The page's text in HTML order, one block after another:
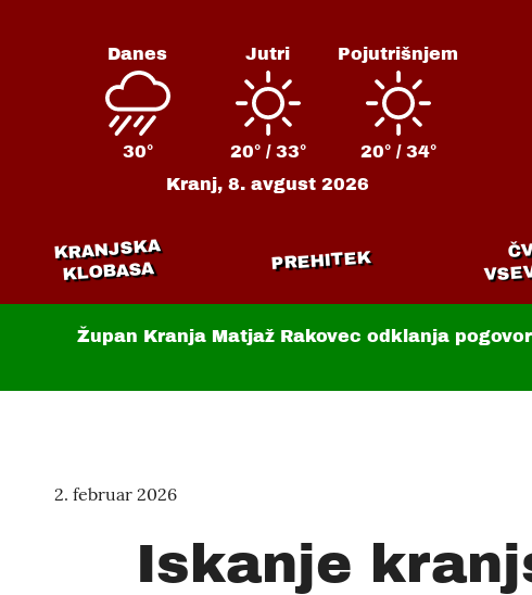
Danes
30°
Jutri
20° / 33°
Pojutrišnjem
20° / 34°
Kranj,8. avgust 2026
KRANJSKA
KLOBASA PREHITEK
Župan Kranja Matjaž Rakovec odklanja
2. februar 2026
Iskanje